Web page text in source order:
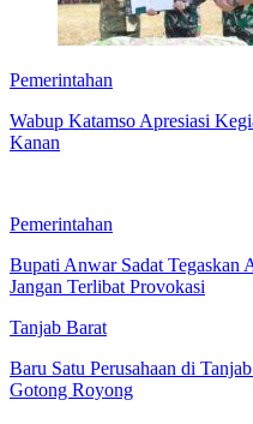
Pemerintahan
Wabup Katamso Apresiasi
Kanan
Pemerintahan
Bupati Anwar Sadat Tegaskan
Jangan Terlibat Provokasi
Tanjab Barat
Baru Satu Perusahaan di
Gotong Royong